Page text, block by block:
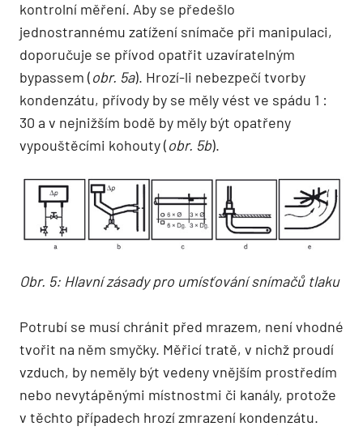
kontrolní měření. Aby se předešlo
jednostrannému zatížení snímače při manipulaci,
doporučuje se přívod opatřit uzavíratelným
bypassem (obr. 5a). Hrozí-li nebezpečí tvorby
kondenzátu, přívody by se měly vést ve spádu 1 :
30 a v nejnižším bodě by měly být opatřeny
vypouštěcími kohouty (obr. 5b).
Obr. 5: Hlavní zásady pro umísťování snímačů tlaku
Potrubí se musí chránit před mrazem, není vhodné
tvořit na něm smyčky. Měřicí tratě, v nichž proudí
vzduch, by neměly být vedeny vnějším prostředím
nebo nevytápěnými místnostmi či kanály, protože
v těchto případech hrozí zmrazení kondenzátu.